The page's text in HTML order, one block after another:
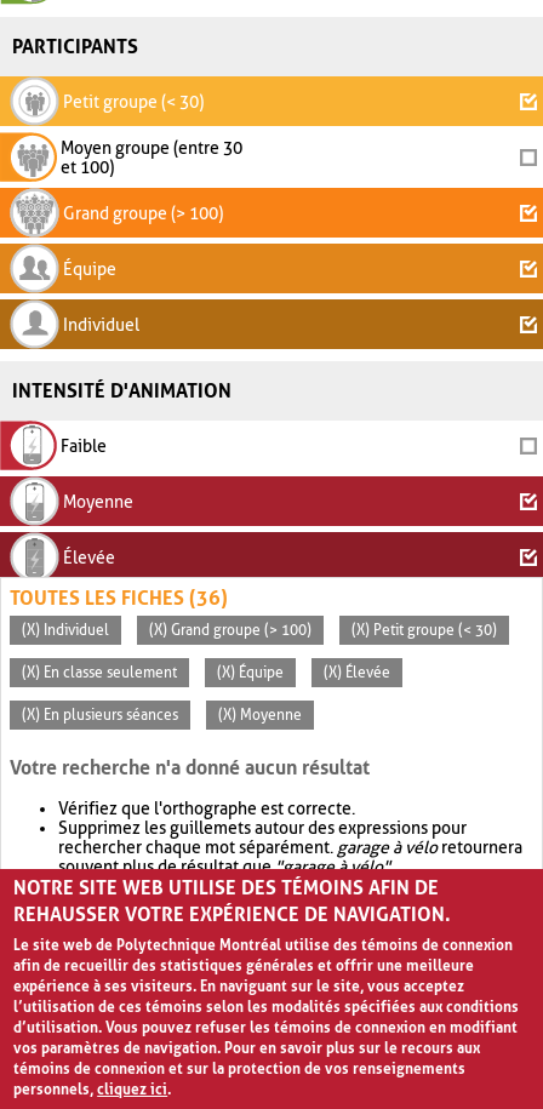
PARTICIPANTS
Petit groupe (< 30)
Moyen groupe (entre 30
et 100)
Grand groupe (> 100)
Équipe
Individuel
INTENSITÉ D'ANIMATION
Faible
Moyenne
Élevée
TOUTES LES FICHES (36)
(X) Individuel (X) Grand groupe (> 100) (X) Petit groupe (< 30)
(X) En classe seulement (X) Équipe (X) Élevée
(X) En plusieurs séances (X) Moyenne
Votre recherche n'a donné aucun résultat
Vérifiez que l'orthographe est correcte.
Supprimez les guillemets autour des expressions pour
rechercher chaque mot séparément. garage à véloretournera
souvent plus de résultat que"garage à vélo".
Envisagez d'élargir votre recherche avec OR.garage OR vélo
retournera souvent plus de résultat quegarage à vélo
NOTRE SITE WEB UTILISE DES TÉMOINS AFIN DE
REHAUSSER VOTRE EXPÉRIENCE DE NAVIGATION.
Le site web de Polytechnique Montréal utilise des témoins de connexion
afin de recueillir des statistiques générales et offrir une meilleure
expérience à ses visiteurs. En naviguant sur le site, vous acceptez
l’utilisation de ces témoins selon les modalités spécifiées aux conditions
d’utilisation. Vous pouvez refuser les témoins de connexion en modifiant
vos paramètres de navigation. Pour en savoir plus sur le recours aux
témoins de connexion et sur la protection de vos renseignements
personnels,cliquez ici.